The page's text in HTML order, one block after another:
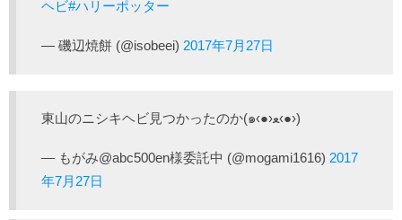
ヘビ#ハリーポッター
— 磯辺焼餅 (@isobeei) 2017年7月27日
東山のニシキヘビ見つかったのか(๑‹●›ﻌ‹●›)
— もがみ@abc500en様委託中 (@mogami1616) 2017
年7月27日